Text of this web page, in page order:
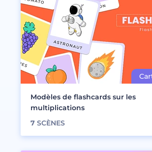
Modèles de flashcards sur les
multiplications
7 SCÈNES